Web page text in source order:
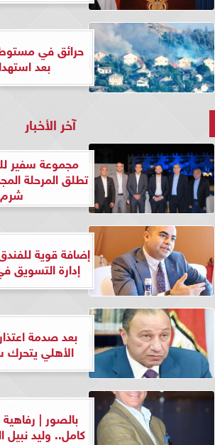
حرائق في
بعد
آخر الأخبار
مجموعة سفير
تطلق المرحلة
إضافة قوية
إدارة التسويق
بعد صدمة
الأهلي يتحرك
بالصور |
كامل.. وليد نبيل